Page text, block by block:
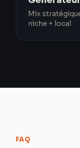
Mix
niche + local
FAQ